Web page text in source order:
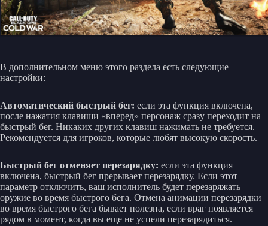
В дополнительном меню этого раздела есть следующие
настройки:
Автоматический быстрый бег: если эта функция включена,
после нажатия клавиши «вперед» персонаж сразу переходит на
быстрый бег. Никаких других клавиш нажимать не требуется.
Рекомендуется для игроков, которые любят высокую скорость.
Быстрый бег отменяет перезарядку: если эта функция
включена, быстрый бег прерывает перезарядку. Если этот
параметр отключить, ваш исполнитель будет перезаряжать
оружие во время быстрого бега. Отмена анимации перезарядки
во время быстрого бега бывает полезна, если враг появляется
рядом в момент, когда вы еще не успели перезарядиться.